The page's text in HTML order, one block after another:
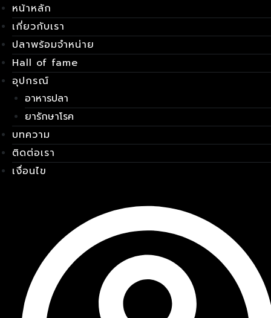
Skip
to
content
หน้าหลัก
เกี่ยวกับเรา
ปลาพร้อมจำหน่าย
Hall of fame
อุปกรณ์
อาหารปลา
ยารักษาโรค
บทความ
ติดต่อเรา
เงื่อนไข
เมนู